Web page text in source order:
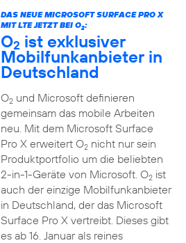
DAS NEUE MICROSOFT SURFACE PRO X
MIT LTE JETZT BEI O2:
O2 ist exklusiver
Mobilfunkanbieter in
Deutschland
O2und Microsoft definieren
gemeinsam das mobile Arbeiten
neu. Mit dem Microsoft Surface
Pro X erweitert O2nicht nur sein
Produktportfolio um die beliebten
2-in-1-Geräte von Microsoft. O2ist
auch der einzige Mobilfunkanbieter
in Deutschland, der das Microsoft
Surface Pro X vertreibt. Dieses gibt
es ab 16. Januar als reines